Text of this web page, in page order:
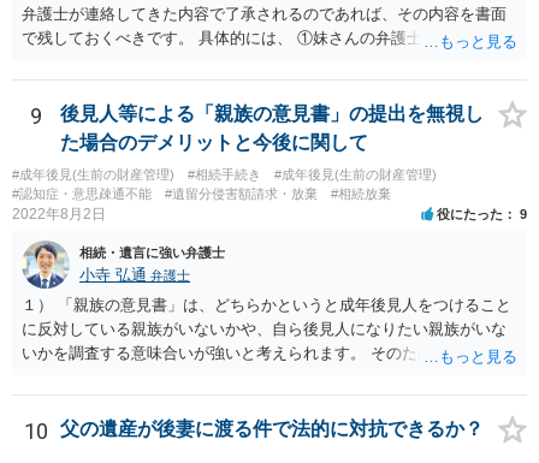
弁護士が連絡してきた内容で了承されるのであれば、その内容を書面
で残しておくべきです。 具体的には、 ①妹さんの弁護士に対して、連
の預金を振り込めば終了など）を記載した合意書等の書面を作成して
もらう。 ②相談者様はその書面の内容をしっかり確認する。納得でき
ない部分があれば、説明を求めたり、修正を求める。 なお、相続に
関してお互いに債権債務がないことを確認する旨を記載してもらいま
しょう。その記載があれば、相続の件は終了となります。 ③合意書等
が納得できる内容になれば、お互いに署名捺印する。 という流れで
捺印する前に、相談者様も別の弁護士に相談して確認してもらうので
もいいと思います。 ⑵振込先が弁護士宛であることについて 代理人弁
護士の預り口座を振込先とするのはよくあることです。 問題ないと思
います。
9
後見人等による「親族の意見書」の提出を無視し
た場合のデメリットと今後に関して
#成年後見(生前の財産管理) #相続手続き
#成年後見(生前の財産管理)
#認知症・意思疎通不能
#遺留分侵害額請求・放棄 #相続放棄
2022年8月2日 役にたった 9
相続・遺言に強い弁護士
小寺 弘通 弁護士
１） 「親族の意見書」は、どちらかというと成年後見人をつけること
に反対している親族がいないかや、自ら後見人になりたい親族がいな
いかを調査する意味合いが強いと考えられます。 そのため、ご相談の
す。 ２） 場合によっては、介護や被後見人の財産の処分等に関して、
後見人から相談があることも考えられます。 また、お祖母さんがお亡
10 父の遺産が後妻に渡る件で法的に対抗できるか？